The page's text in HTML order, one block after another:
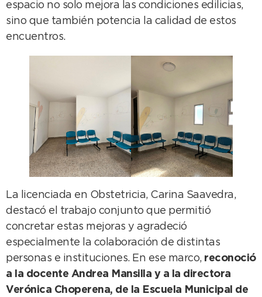
espacio no solo mejora las condiciones edilicias,
sino que también potencia la calidad de estos
encuentros.
La licenciada en Obstetricia, Carina Saavedra,
destacó el trabajo conjunto que permitió
concretar estas mejoras y agradeció
especialmente la colaboración de distintas
personas e instituciones. En ese marco, reconoció
a la docente Andrea Mansilla y a la directora
Verónica Choperena, de la Escuela Municipal de